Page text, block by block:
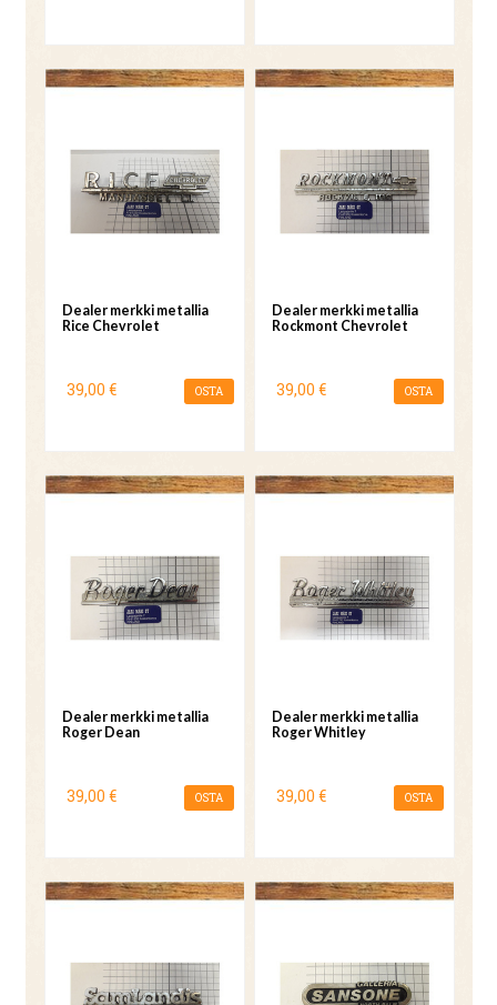
Dealer merkki metallia
Rice Chevrolet
39,00 € OSTA
Dealer merkki metallia
Rockmont Chevrolet
39,00 € OSTA
Dealer merkki metallia
Roger Dean
39,00 € OSTA
Dealer merkki metallia
Roger Whitley
39,00 € OSTA